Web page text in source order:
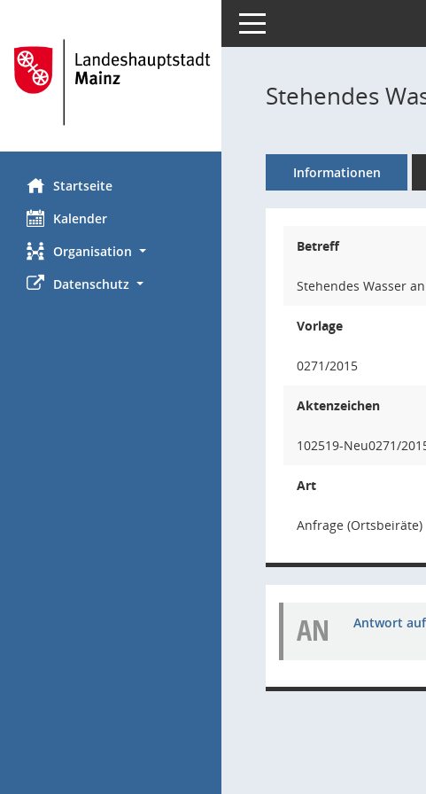
Startseite
Kalender
Organisation
Datenschutz
Toggle navigation
Stehendes
Informationen
Betreff
Stehendes Wasser
Vorlage
0271/2015
Aktenzeichen
102519-Neu0271/
Art
Anfrage (Ortsbeiräte)
AN Antwort